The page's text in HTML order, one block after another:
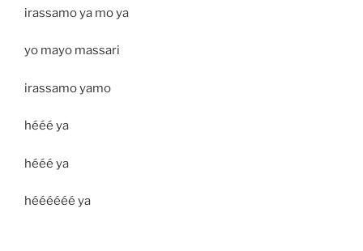
irassamo ya mo ya
yo mayo massari
irassamo yamo
hééé ya
hééé ya
héééééé ya